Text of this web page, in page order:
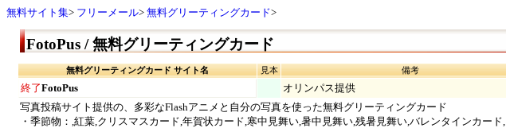
無料サイト集 フリーメール 無料グリーティングカード
FotoPus / 無料グリーティングカード
無料グリーティングカード サイト名 見本 備考
終了FotoPus
オリンパス提供
写真投稿サイト提供の、多彩なFlashアニメと自分の写真を使った無料グリーティングカード
・季節物：,紅葉,クリスマスカード,年賀状カード,寒中見舞い,暑中見舞い,残暑見舞い,バレンタインカード,